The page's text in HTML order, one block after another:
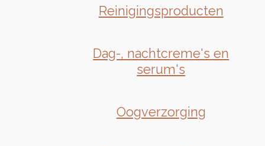
Reinigingsproducten
Dag-, nachtcreme's en
serum's
Oogverzorging